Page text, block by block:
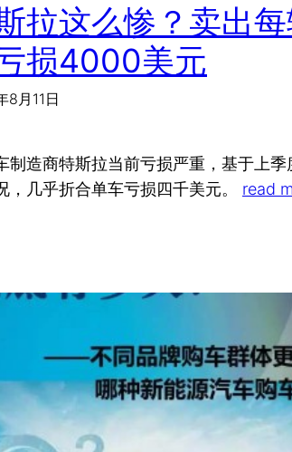
拉这么惨？卖出
损4000美元
8月11日
制造商特斯拉当前亏损严重，基于上季
，几乎折合单车亏损四千美元。 read